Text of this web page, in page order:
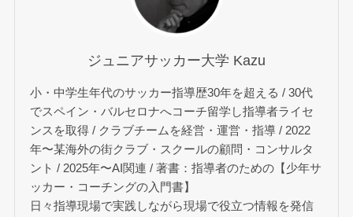
ジュニアサッカー大学 Kazu
小・中学生年代のサッカー指導歴30年を超える / 30代
でスペイン・バルセロナへコーチ留学し指導者ライセ
ンスを取得 / クラブチームを経営・運営・指導 / 2022
年〜某海外の街クラブ・スクールの顧問・コンサルタ
ント / 2025年〜AI関連 / 著書：指導者のための【少年サ
ッカー・コーチングの入門書】
日々指導現場で実践しながら現場で役立つ情報を発信